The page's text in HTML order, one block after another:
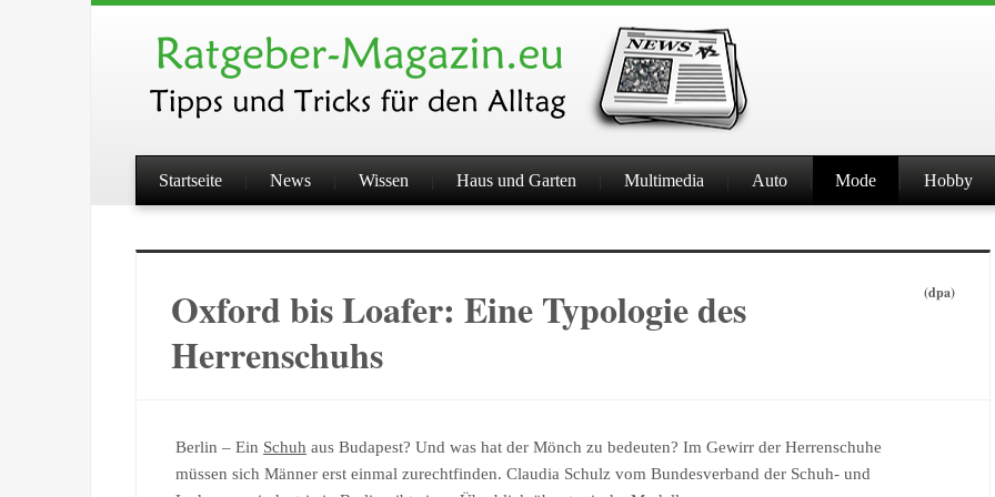
Startseite News Wissen Haus und Garten Multimedia Auto Mode Hobby
Oxford bis Loafer: Eine Typologie des
Herrenschuhs
(dpa)
Berlin – Ein Schuh aus Budapest? Und was hat der Mönch zu bedeuten? Im Gewirr der Herrenschuhe
müssen sich Männer erst einmal zurechtfinden. Claudia Schulz vom Bundesverband der Schuh- und